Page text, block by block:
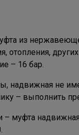
из
отопления,
– 16 бар.
надвижная не
– выполнить
муфта надвижная